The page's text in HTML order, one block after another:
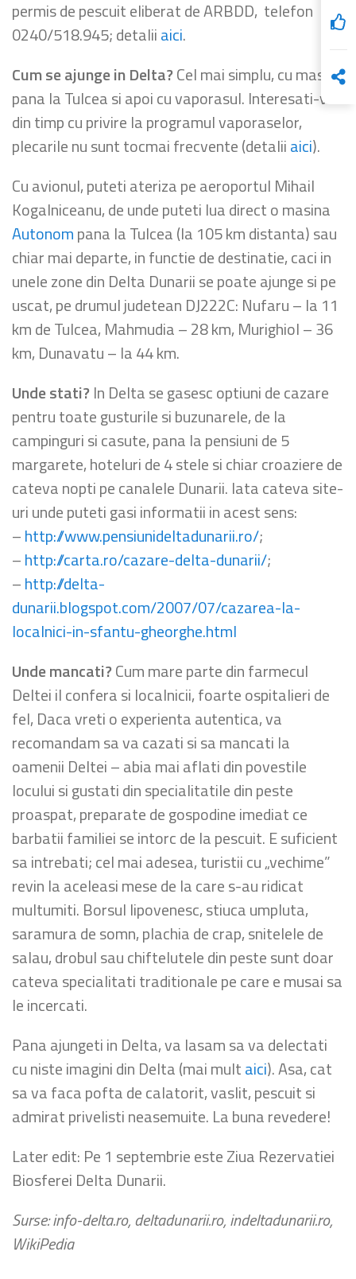
permis de pescuit eliberat de ARBDD, telefon
0240/518.945; detaliiaici.
Cum se ajunge in Delta?Cel mai simplu, cu masina
pana la Tulcea si apoi cu vaporasul. Interesati-va
din timp cu privire la programul vaporaselor,
plecarile nu sunt tocmai frecvente (detaliiaici).
Cu avionul, puteti ateriza pe aeroportul Mihail
Kogalniceanu, de unde puteti lua direct o masina
Autonompana la Tulcea (la 105 km distanta) sau
chiar mai departe, in functie de destinatie, caci in
unele zone din Delta Dunarii se poate ajunge si pe
uscat, pe drumul judetean DJ222C: Nufaru – la 11
km de Tulcea, Mahmudia – 28 km, Murighiol – 36
km, Dunavatu – la 44 km.
Unde stati?In Delta se gasesc optiuni de cazare
pentru toate gusturile si buzunarele, de la
campinguri si casute, pana la pensiuni de 5
margarete, hoteluri de 4 stele si chiar croaziere de
cateva nopti pe canalele Dunarii. Iata cateva site-
uri unde puteti gasi informatii in acest sens:
–http://www.pensiunideltadunarii.ro/;
–http://carta.ro/cazare-delta-dunarii/;
–http://delta-
dunarii.blogspot.com/2007/07/cazarea-la-
localnici-in-sfantu-gheorghe.html
Unde mancati?Cum mare parte din farmecul
Deltei il confera si localnicii, foarte ospitalieri de
fel, Daca vreti o experienta autentica, va
recomandam sa va cazati si sa mancati la
oamenii Deltei – abia mai aflati din povestile
locului si gustati din specialitatile din peste
proaspat, preparate de gospodine imediat ce
barbatii familiei se intorc de la pescuit. E suficient
sa intrebati; cel mai adesea, turistii cu „vechime”
revin la aceleasi mese de la care s-au ridicat
multumiti. Borsul lipovenesc, stiuca umpluta,
saramura de somn, plachia de crap, snitelele de
salau, drobul sau chiftelutele din peste sunt doar
cateva specialitati traditionale pe care e musai sa
le incercati.
Pana ajungeti in Delta, va lasam sa va delectati
cu niste imagini din Delta (mai multaici). Asa, cat
sa va faca pofta de calatorit, vaslit, pescuit si
admirat privelisti neasemuite. La buna revedere!
Later edit: Pe 1 septembrie este Ziua Rezervatiei
Biosferei Delta Dunarii.
Surse: info-delta.ro, deltadunarii.ro, indeltadunarii.ro,
WikiPedia